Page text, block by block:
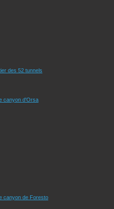
des 52 tunnels
canyon d'Orsa
canyon de Foresto